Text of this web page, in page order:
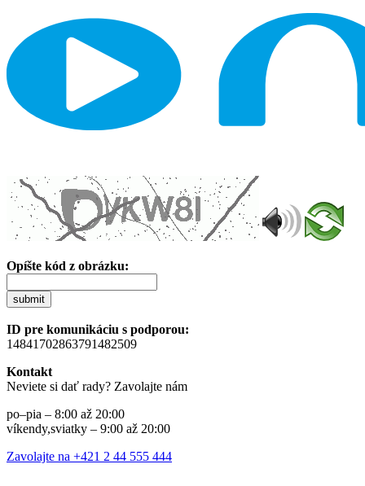
Opíšte kód z obrázku:
submit
ID pre komunikáciu s podporou:
14841702863791482509
Kontakt
Neviete si dať rady? Zavolajte nám
po–pia – 8:00 až 20:00
víkendy,sviatky – 9:00 až 20:00
Zavolajte na +421 2 44 555 444